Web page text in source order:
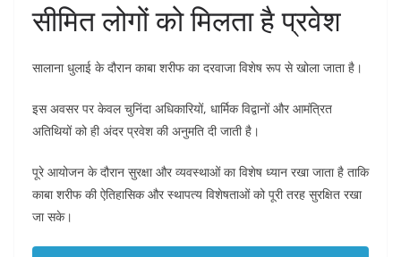
सीमित लोगों को मिलता है प्रवेश
सालाना धुलाई के दौरान काबा शरीफ का दरवाजा विशेष रूप से खोला जाता है।
इस अवसर पर केवल चुनिंदा अधिकारियों, धार्मिक विद्वानों और आमंत्रित
अतिथियों को ही अंदर प्रवेश की अनुमति दी जाती है।
पूरे आयोजन के दौरान सुरक्षा और व्यवस्थाओं का विशेष ध्यान रखा जाता है ताकि
काबा शरीफ की ऐतिहासिक और स्थापत्य विशेषताओं को पूरी तरह सुरक्षित रखा
जा सके।